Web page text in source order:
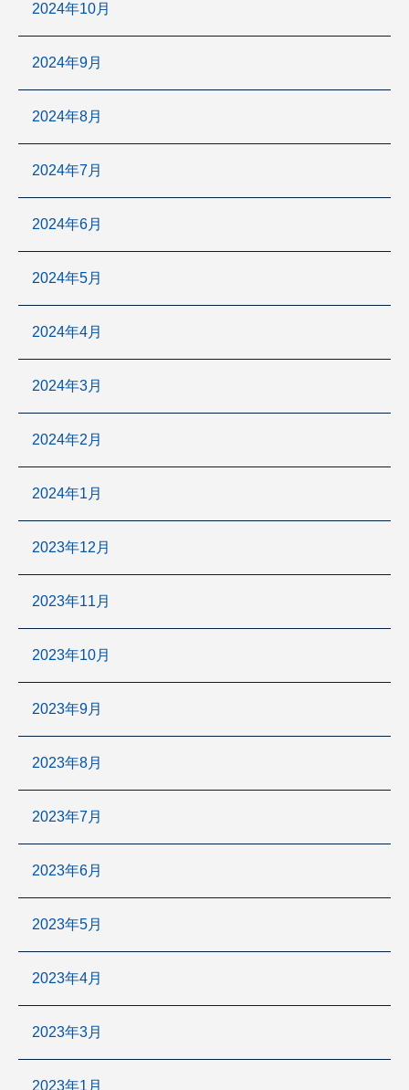
2024年10月
2024年9月
2024年8月
2024年7月
2024年6月
2024年5月
2024年4月
2024年3月
2024年2月
2024年1月
2023年12月
2023年11月
2023年10月
2023年9月
2023年8月
2023年7月
2023年6月
2023年5月
2023年4月
2023年3月
2023年1月